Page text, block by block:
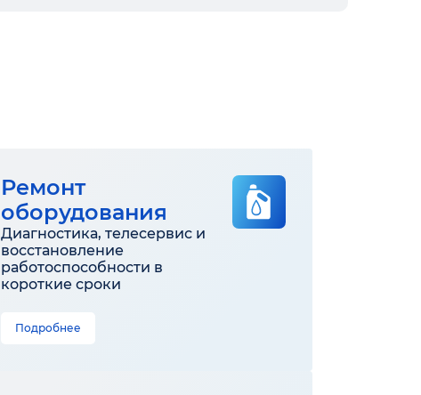
Ремонт
оборудования
Диагностика, телесервис и
восстановление
работоспособности в
короткие сроки
Подробнее